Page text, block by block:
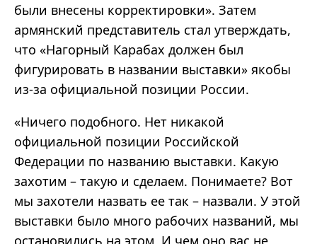
были внесены корректировки». Затем
армянский представитель стал утверждать,
что «Нагорный Карабах должен был
фигурировать в названии выставки» якобы
из-за официальной позиции России.
«Ничего подобного. Нет никакой
официальной позиции Российской
Федерации по названию выставки. Какую
захотим – такую и сделаем. Понимаете? Вот
мы захотели назвать ее так – назвали. У этой
выставки было много рабочих названий, мы
остановились на этом. И чем оно вас не